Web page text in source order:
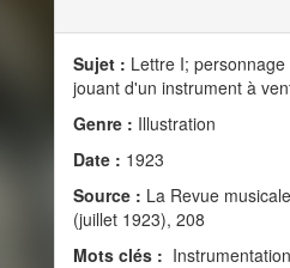
Sujet : Lettre I;
jouant d'un instrument à
Genre : Illustration
Date : 1923
Source : La Revue
(juillet 1923), 208
Mots clés :